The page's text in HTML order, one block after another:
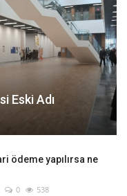
Eski Adı
ödeme yapılırsa ne
0 538